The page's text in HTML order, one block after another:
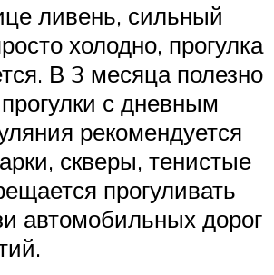
ливень, сильный
холодно, прогулка
В 3 месяца полезно
с дневным
рекомендуется
скверы, тенистые
прогуливать
автомобильных дорог